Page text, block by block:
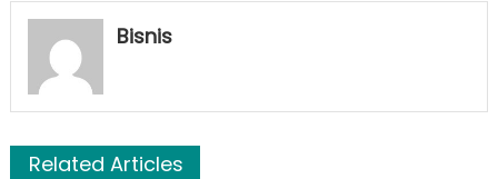
Bisnis
Related Articles